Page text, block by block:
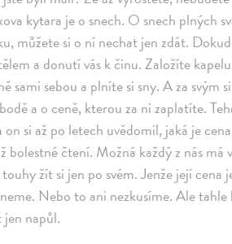
kytara je o snech. O snech plných
můžete si o ní nechat jen zdát.
a donutí vás k činu. Založíte
sami sebou a plníte si sny. A za svým
a o ceně, kterou za ni zaplatíte.
si až po letech uvědomil, jaká je
čtení. Možná každý z nás má
žít si jen po svém. Jenže její cena
Nebo to ani nezkusíme. Ale tahle
napůl.